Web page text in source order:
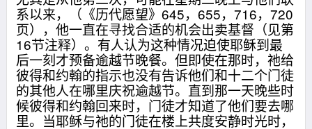
系以来，（《历代愿望》645，655，716，720
页），他一直在寻找合适的机会出卖基督（见第
16节注释）。有人认为这种情况迫使耶稣到最
后一刻才预备逾越节晚餐。但即使在那时，祂给
彼得和约翰的指示也没有告诉他们和十二个门徒
的其他人在哪里庆祝逾越节。直到那一天晚些时
候彼得和约翰回来时，门徒才知道了他们要去哪
里。当耶稣与祂的门徒在楼上共度安静时光时，